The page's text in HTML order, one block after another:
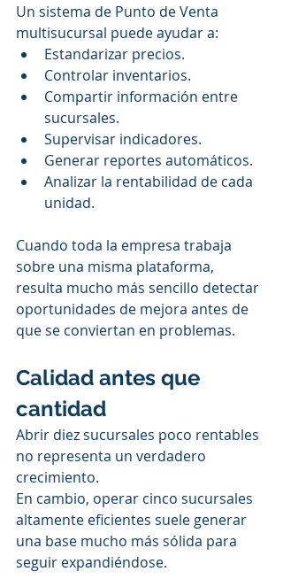
Un sistema de Punto de Venta
multisucursal puede ayudar a:
Estandarizar precios.
Controlar inventarios.
Compartir información entre
sucursales.
Supervisar indicadores.
Generar reportes automáticos.
Analizar la rentabilidad de cada
unidad.
Cuando toda la empresa trabaja
sobre una misma plataforma,
resulta mucho más sencillo detectar
oportunidades de mejora antes de
que se conviertan en problemas.
Calidad antes que
cantidad
Abrir diez sucursales poco rentables
no representa un verdadero
crecimiento.
En cambio, operar cinco sucursales
altamente eficientes suele generar
una base mucho más sólida para
seguir expandiéndose.